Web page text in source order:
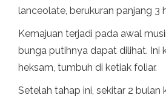
lanceolate, berukuran panjang 3
Kemajuan terjadi pada awal
bunga putihnya dapat dilihat. Ini
heksam, tumbuh di ketiak foliar.
Setelah tahap ini, sekitar 2 bulan